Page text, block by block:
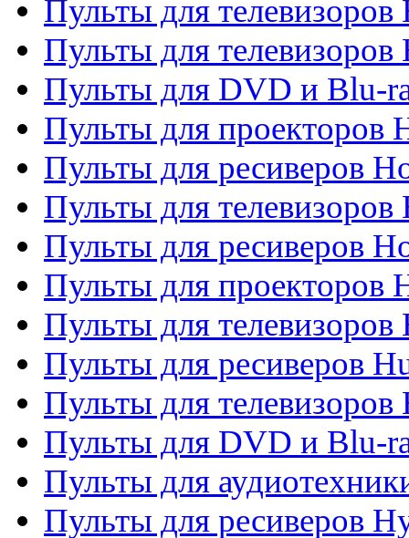
Пульты для телевизоров
Пульты для телевизоров
Пульты для DVD и Blu-
Пульты для проекторов
Пульты для ресиверов
Пульты для
Пульты для ресиверов
Пульты для проекторов
Пульты для телевизоров
Пульты для ресиверов
Пульты для
Пульты для DVD и Blu-
Пульты для
Пульты для ресиверов